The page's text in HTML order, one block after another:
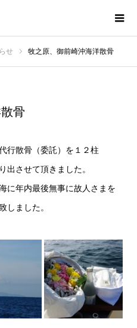
せ 牧之原、御前崎沖海洋散骨
骨
行散骨（委託）を１２柱
出させて頂きました。
に年内最後無事に故人さまを
しました。